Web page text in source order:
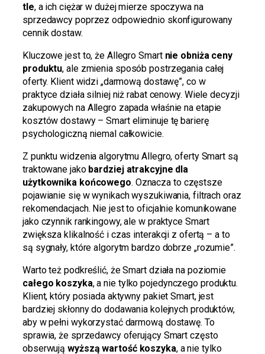
tle, a ich ciężar w dużej mierze spoczywa na
sprzedawcy poprzez odpowiednio skonfigurowany
cennik dostaw.
Kluczowe jest to, że Allegro Smart nie obniża ceny
produktu, ale zmienia sposób postrzegania całej
oferty. Klient widzi „darmową dostawę”, co w
praktyce działa silniej niż rabat cenowy. Wiele decyzji
zakupowych na Allegro zapada właśnie na etapie
kosztów dostawy – Smart eliminuje tę barierę
psychologiczną niemal całkowicie.
Z punktu widzenia algorytmu Allegro, oferty Smart są
traktowane jako bardziej atrakcyjne dla
użytkownika końcowego. Oznacza to częstsze
pojawianie się w wynikach wyszukiwania, filtrach oraz
rekomendacjach. Nie jest to oficjalnie komunikowane
jako czynnik rankingowy, ale w praktyce Smart
zwiększa klikalność i czas interakcji z ofertą – a to
są sygnały, które algorytm bardzo dobrze „rozumie”.
Warto też podkreślić, że Smart działa na poziomie
całego koszyka, a nie tylko pojedynczego produktu.
Klient, który posiada aktywny pakiet Smart, jest
bardziej skłonny do dodawania kolejnych produktów,
aby w pełni wykorzystać darmową dostawę. To
sprawia, że sprzedawcy oferujący Smart często
obserwująwyższą wartość koszyka, a nie tylko